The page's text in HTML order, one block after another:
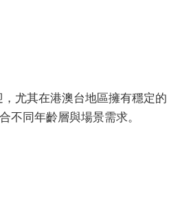
，尤其在港澳台地區擁有穩定的
不同年齡層與場景需求。